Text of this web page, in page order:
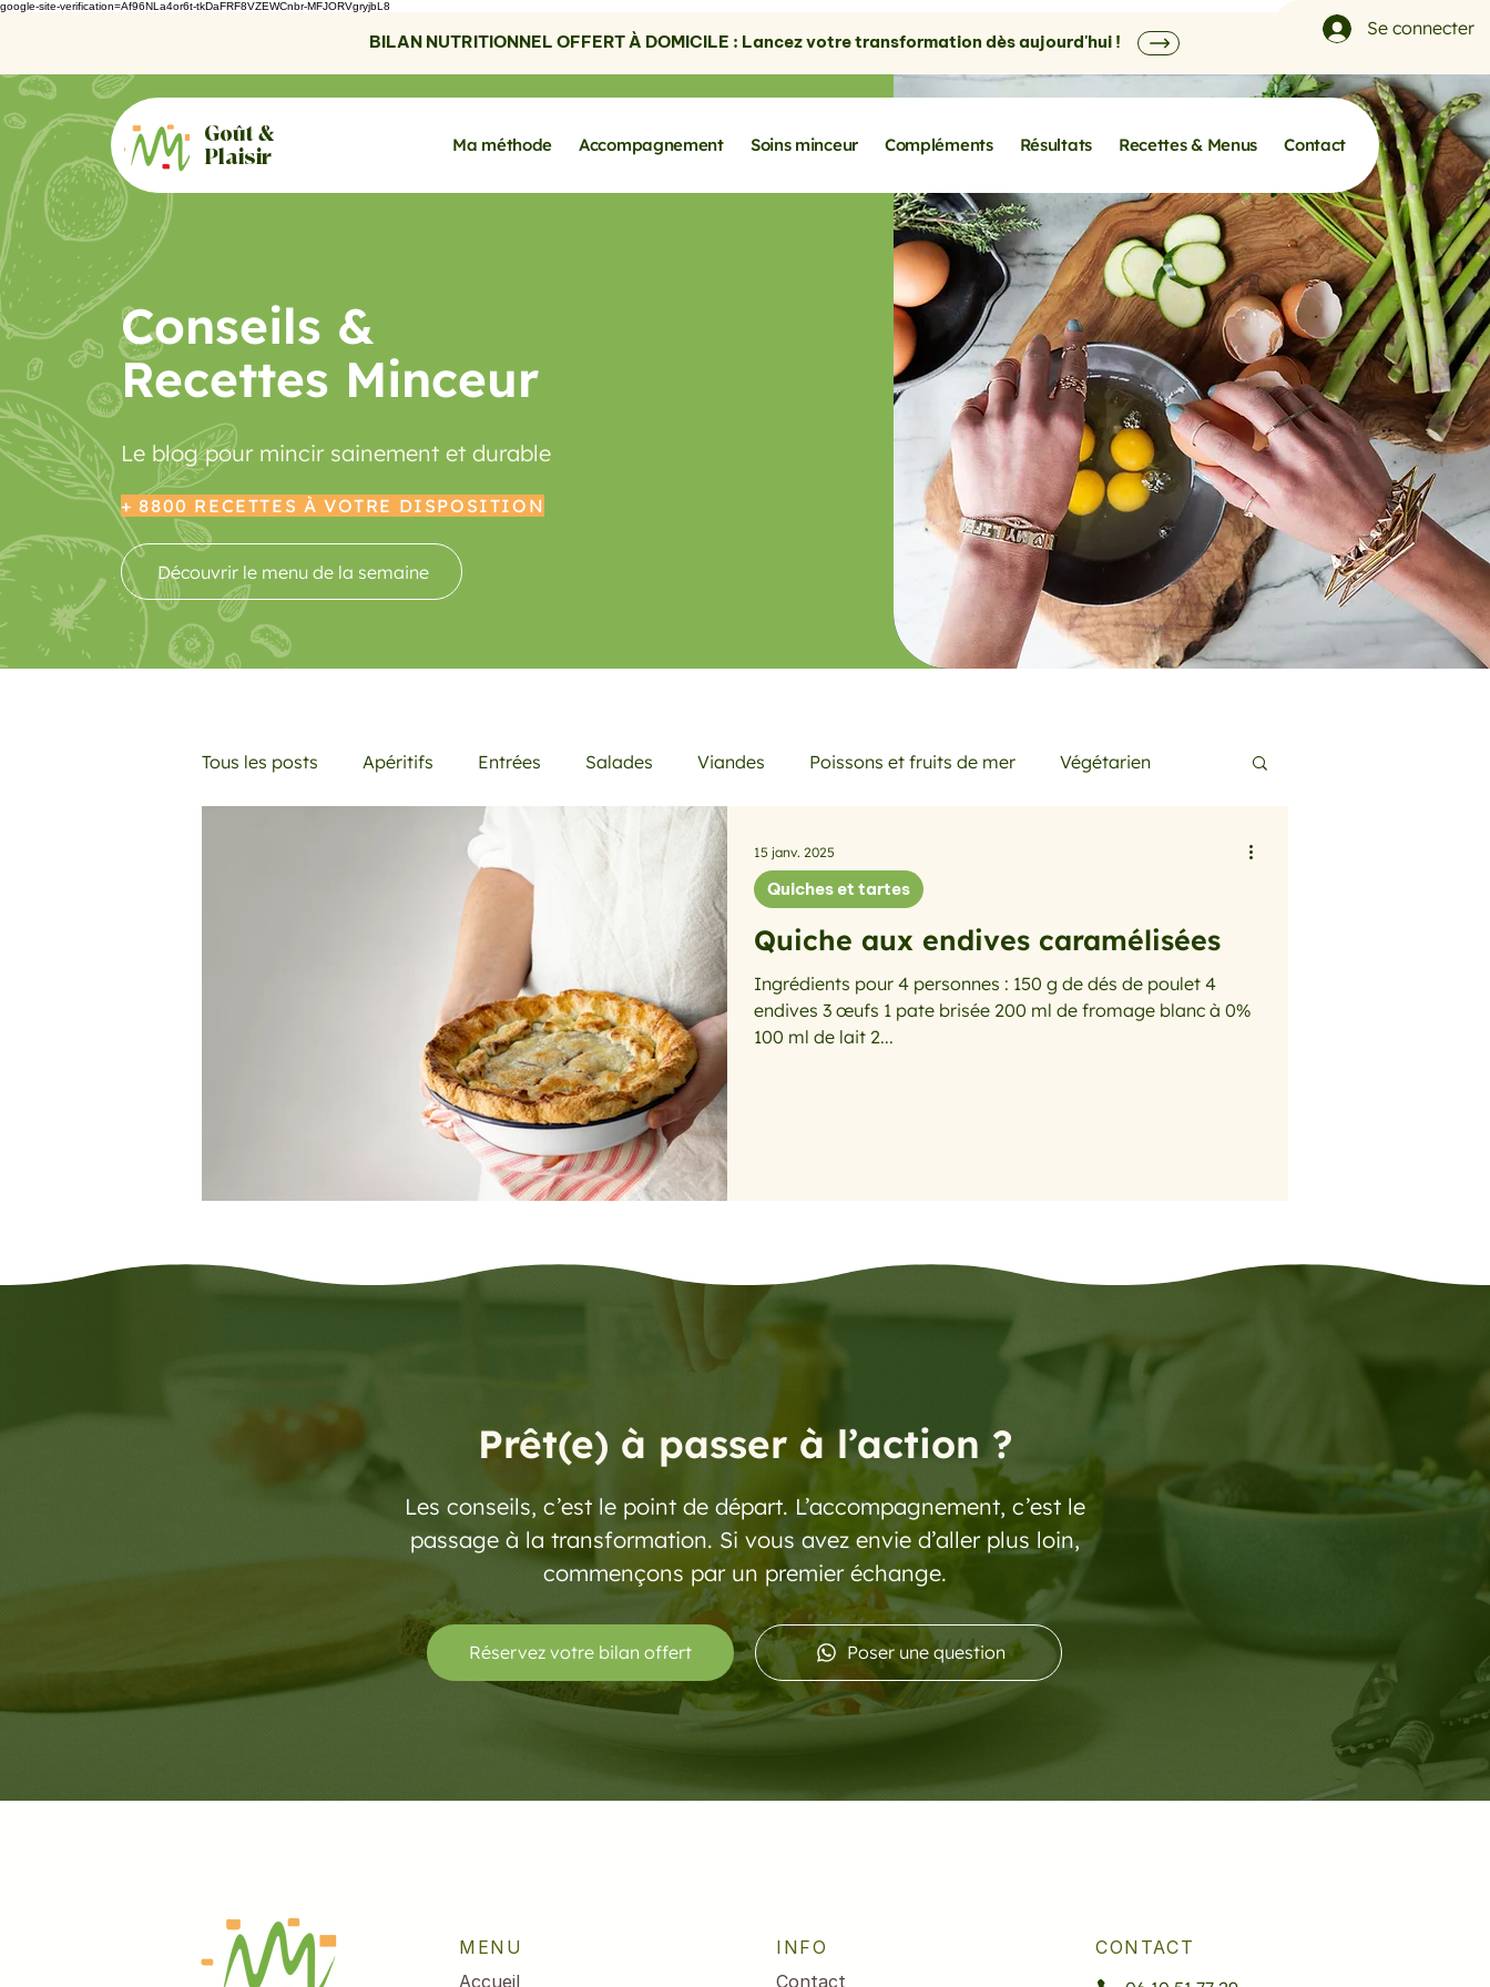
google-site-verification=Af96NLa4or6t-tkDaFRF8VZEWCnbr-MFJORVgryjbL8
Se connecter
BILAN NUTRITIONNEL OFFERT À DOMICILE : Lancez votre transformation dès aujourd'hui !
Goût &
Plaisir
Ma méthode Accompagnement Soins minceur Compléments Résultats Recettes & Menus Contact
Conseils &
Recettes Minceur
Le blog pour mincir sainement et durable
+ 8800 RECETTES À VOTRE DISPOSITION
Découvrir le menu de la semaine
Tous les posts Apéritifs Entrées Salades Viandes Poissons et fruits de mer Végétarien
Les menus de la semaine Petits déjeuners
Recettes fraicheur Quiches et tartes les avocats la cuisine sans gluten
Cuisine mini budget, mais goûteuse avec les feuilles de brick
spécial printemps et été Le temps des fruits rouges
les légumes primeurs du mois de ma Avoir la patate
Spécial chandeleur detox
Quiche aux endives caramélisées
Ingrédients pour 4 personnes : 150 g de dés de poulet 4
endives 3 œufs 1 pate brisée 200 ml de fromage blanc à 0%
100 ml de lait 2...
Quiches et tartes
15 janv. 2025
Prêt(e) à passer à l’action ?
Les conseils, c’est le point de départ. L’accompagnement, c’est le
passage à la transformation. Si vous avez envie d’aller plus loin,
commençons par un premier échange.
Réservez votre bilan offert Poser une question
MENU
Accueil
INFO
Contact
CONTACT